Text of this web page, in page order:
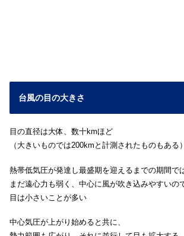
台風の目の大きさ
目の直径は大体、数十kmほど
（大きいものでは200kmと計測されたものもある）
熱帯低気圧が発達し最盛期を迎えるまでの期間で
まだ遠心力も弱く、中心に風が吹き込みやすいの
目は小さいことが多い
中心気圧が上がり始めると共に、